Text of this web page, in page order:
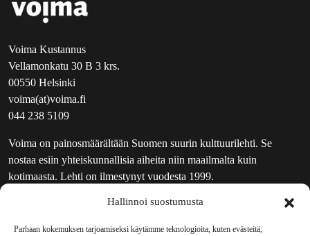
Hallinnoi suostumusta
Parhaan kokemuksen tarjoamiseksi käytämme teknologioita, kuten evästeitä,
Voima Kustannus
Vellamonkatu 30 B 3 krs.
00550 Helsinki
voima(at)voima.fi
044 238 5109
Voima on painosmäärältään Suomen suurin kulttuurilehti. Se
nostaa esiin yhteiskunnallisia aiheita niin maailmalta kuin
kotimaasta. Lehti on ilmestynyt vuodesta 1999.
UUTISKIRJE